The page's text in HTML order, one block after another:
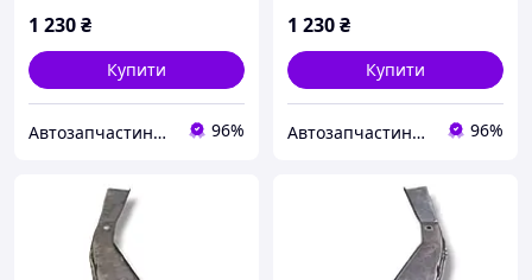
1 230₴
Купити
Автозапчастини adamcompani 96%
1 230₴
Купити
Автозапчастини adamcompani 96%